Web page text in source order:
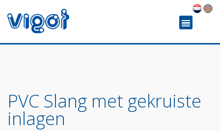
PVC Slang met gekruiste
inlagen